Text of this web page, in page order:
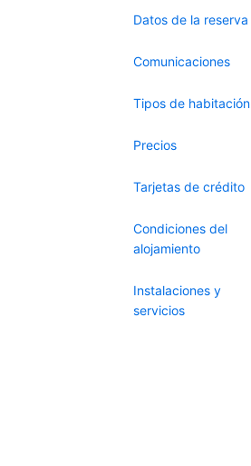
Datos de la reserva
Comunicaciones
Tipos de habitación
Precios
Tarjetas de crédito
Condiciones del
alojamiento
Instalaciones y
servicios